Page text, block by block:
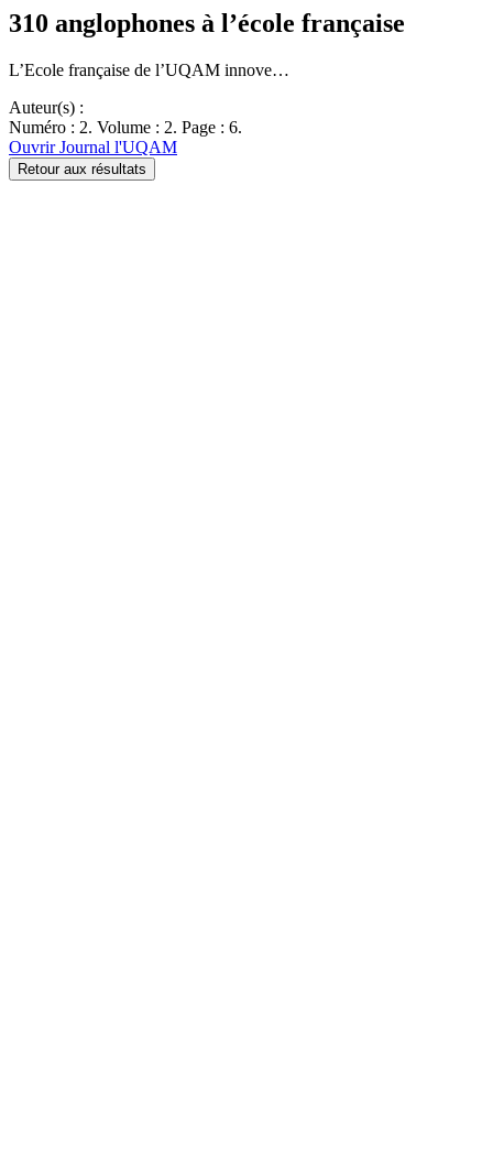
310 anglophones à l’école française
L’Ecole française de l’UQAM innove…
Auteur(s) :
Numéro : 2. Volume : 2. Page : 6.
Ouvrir Journal l'UQAM
Retour aux résultats